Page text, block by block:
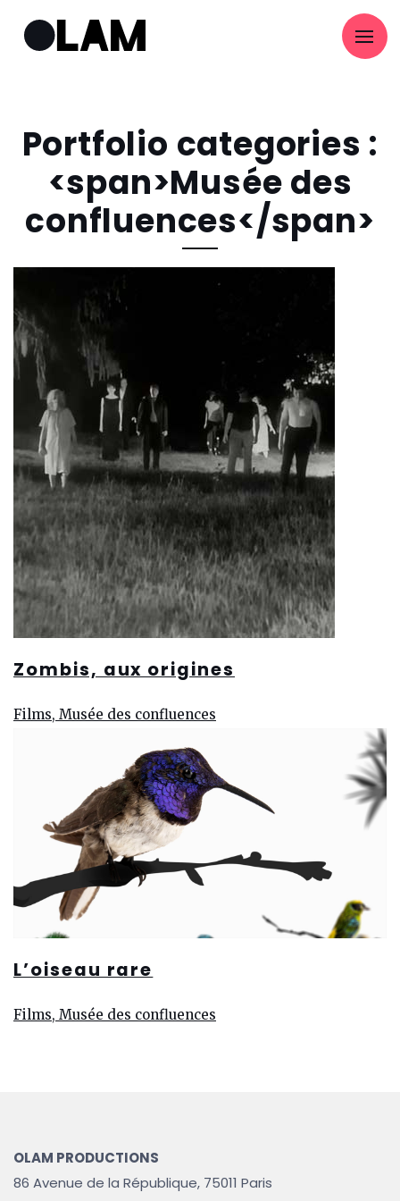
Portfolio categories :
<span>Musée des
confluences</span>
Zombis, aux origines
Films, Musée des confluences
L’oiseau rare
Films, Musée des confluences
OLAM PRODUCTIONS
86 Avenue de la République, 75011 Paris